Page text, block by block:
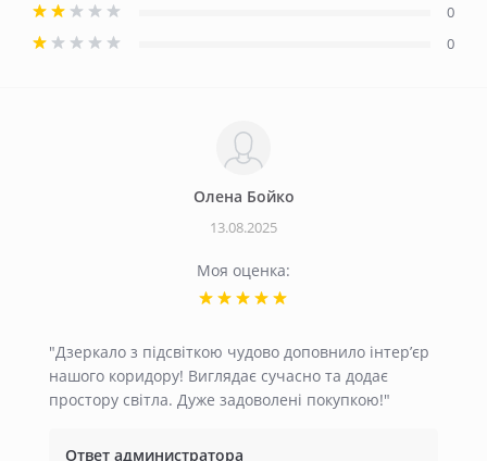
0
0
Олена Бойко
13.08.2025
Моя оценка:
"Дзеркало з підсвіткою чудово доповнило інтер’єр
нашого коридору! Виглядає сучасно та додає
простору світла. Дуже задоволені покупкою!"
Ответ администратора